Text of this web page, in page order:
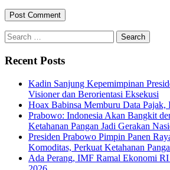
Search
for:
Recent Posts
Kadin Sanjung Kepemimpinan
Visioner dan Berorientasi Eksekusi
Hoax Babinsa Memburu Data Pajak,
Prabowo: Indonesia Akan Bangkit
Ketahanan Pangan Jadi Gerakan
Presiden Prabowo Pimpin Panen
Komoditas, Perkuat Ketahanan
Ada Perang, IMF Ramal Ekonomi